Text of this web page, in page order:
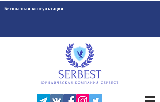
Бесплатная консультация